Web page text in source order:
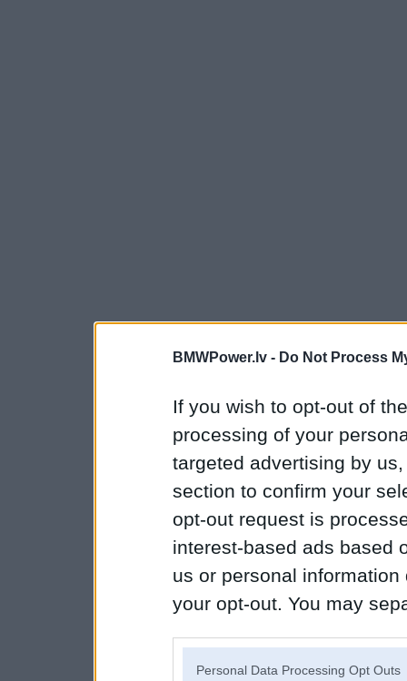
BMWPower.lv - Do Not Process
If you wish to opt-out of
processing of your
targeted advertising by
section to confirm your
opt-out request is
interest-based ads based
us or personal
your opt-out. You may
Personal Data Processing Opt Outs